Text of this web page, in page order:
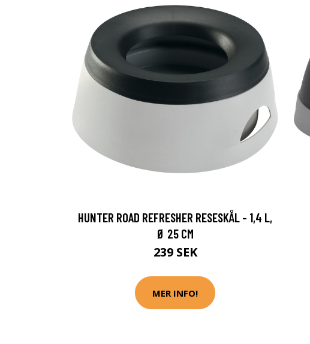
HUNTER ROAD REFRESHER RESESKÅL - 1,4 L,
Ø 25 CM
239 SEK
MER INFO!